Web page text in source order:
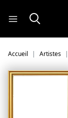
Accueil Artistes